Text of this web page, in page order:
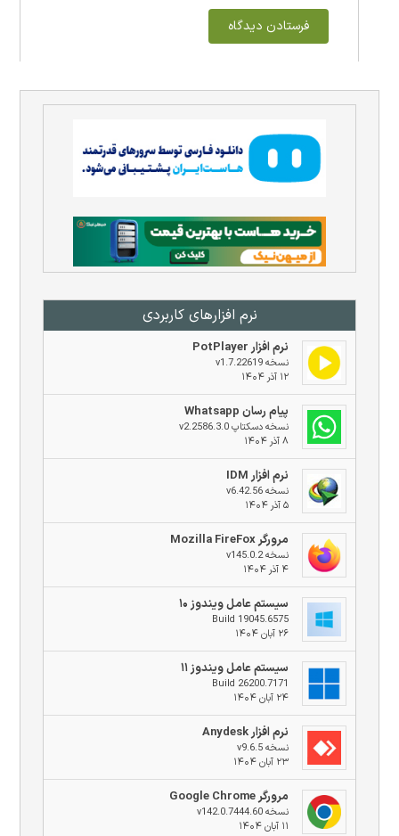
نرم افزار‌های کاربردی
نرم افزار PotPlayer
نسخه v1.7.22619
۱۲ آذر ۱۴۰۴
پیام رسان Whatsapp
نسخه دسکتاپ v2.2586.3.0
۸ آذر ۱۴۰۴
نرم افزار IDM
نسخه v6.42.56
۵ آذر ۱۴۰۴
مرورگر Mozilla FireFox
نسخه v145.0.2
۴ آذر ۱۴۰۴
سیستم عامل ویندوز ۱۰
Build 19045.6575
۲۶ آبان ۱۴۰۴
سیستم عامل ویندوز ۱۱
Build 26200.7171
۲۴ آبان ۱۴۰۴
نرم افزار Anydesk
نسخه v9.6.5
۲۳ آبان ۱۴۰۴
مرورگر Google Chrome
نسخه v142.0.7444.60
۱۱ آبان ۱۴۰۴